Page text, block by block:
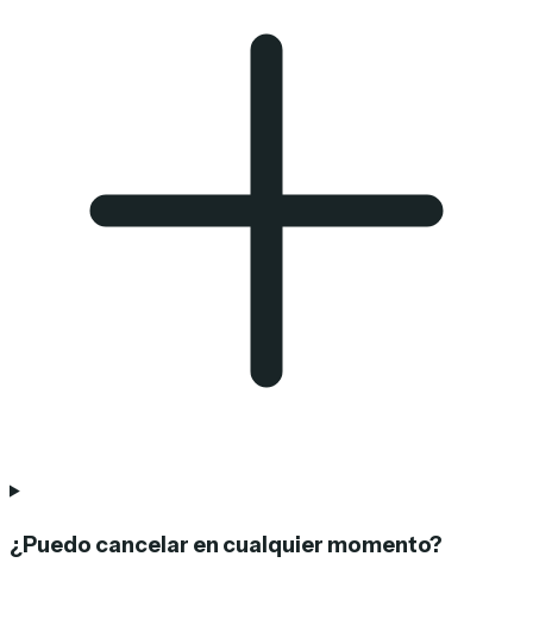
¿Puedo cancelar en cualquier momento?